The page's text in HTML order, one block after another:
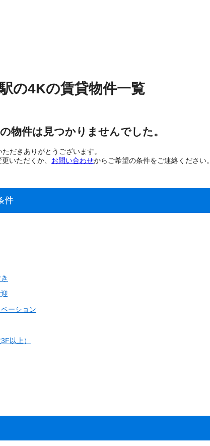
の4Kの賃貸物件一覧
物件は見つかりませんでした。
だきありがとうございます。
いただくか、 お問い合わせからご希望の条件をご連絡ください。
件
ーション
以上）